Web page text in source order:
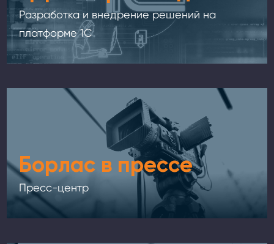
Разработка и внедрение решений на
платформе 1С
Борлас в прессе
Пресс-центр